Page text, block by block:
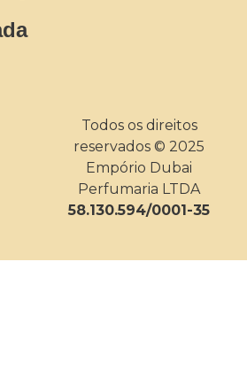
Todos os direitos
reservados © 2025
Empório Dubai
Perfumaria LTDA
58.130.594/0001-35